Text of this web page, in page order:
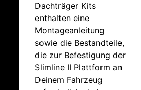
Dachträger Kits
enthalten eine
Montageanleitung
sowie die Bestandteile,
die zur Befestigung der
Slimline II Plattform an
Deinem Fahrzeug